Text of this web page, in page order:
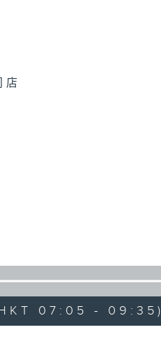
店
07:05 - 09:35)